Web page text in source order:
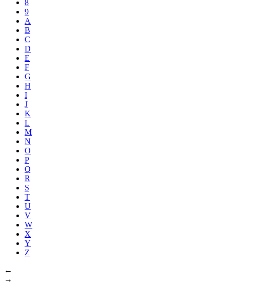
8
9
A
B
C
D
E
F
G
H
I
J
K
L
M
N
O
P
Q
R
S
T
U
V
W
X
Y
Z
←
→